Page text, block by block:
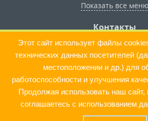
Этот сайт использует файлы
технических данных посетителей
местоположении и др.) для
работоспособности и улучшения
Продолжая использовать наш сайт,
соглашаетесь с использованием
Показать все меню
Контакты
г.Курск,ул.
+7 (4712) 74-80-84
+7 (4712) 74-80-88
koral@cobus.ru
— 2026